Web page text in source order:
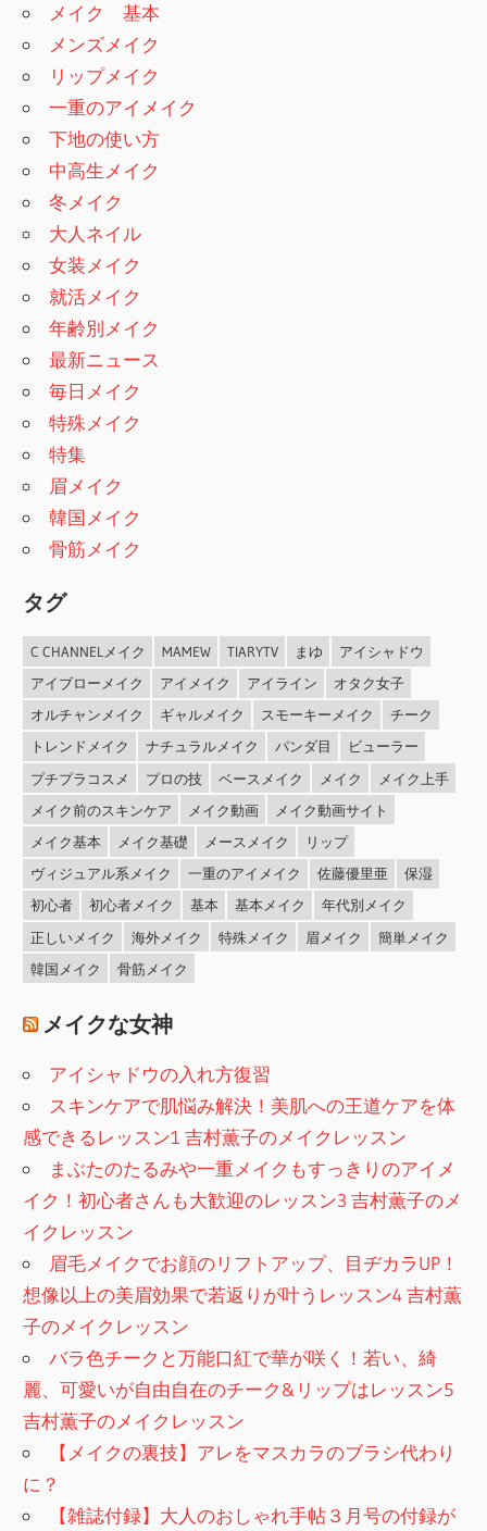
メイク 基本
メンズメイク
リップメイク
一重のアイメイク
下地の使い方
中高生メイク
冬メイク
大人ネイル
女装メイク
就活メイク
年齢別メイク
最新ニュース
毎日メイク
特殊メイク
特集
眉メイク
韓国メイク
骨筋メイク
タグ
C CHANNELメイク MAMEW TIARYTV まゆ
アイシャドウ
アイブローメイク
アイメイク アイライン
オタク女子
オルチャンメイク
ギャルメイク スモーキーメイク
チーク
トレンドメイク
ナチュラルメイク パンダ目
ビューラー
プチプラコスメ
プロの技 ベースメイク メイク
メイク上手
メイク前のスキンケア
メイク動画
メイク動画サイト
メイク基本
メイク基礎 メースメイク
リップ
ヴィジュアル系メイク
一重のアイメイク 佐藤優里亜
保湿
初心者
初心者メイク 基本 基本メイク
年代別メイク
正しいメイク
海外メイク 特殊メイク 眉メイク
簡単メイク
韓国メイク
骨筋メイク
メイクな女神
アイシャドウの入れ方復習
スキンケアで肌悩み解決！美肌への王道ケアを体
感できるレッスン1 吉村薫子のメイクレッスン
まぶたのたるみや一重メイクもすっきりのアイメ
イク！初心者さんも大歓迎のレッスン3 吉村薫子のメ
イクレッスン
眉毛メイクでお顔のリフトアップ、目ヂカラUP！
想像以上の美眉効果で若返りが叶うレッスン4 吉村薫
子のメイクレッスン
バラ色チークと万能口紅で華が咲く！若い、綺
麗、可愛いが自由自在のチーク&リップはレッスン5
吉村薫子のメイクレッスン
【メイクの裏技】アレをマスカラのブラシ代わり
に？
【雑誌付録】大人のおしゃれ手帖３月号の付録が